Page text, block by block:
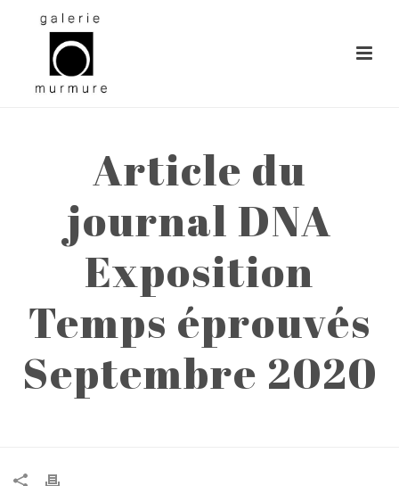
Article du
journal DNA
Exposition
Temps éprouvés
Septembre 2020